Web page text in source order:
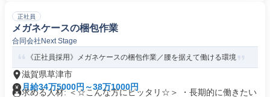
正社員
メガネケースの梱包作業
合同会社Next Stage
《正社員採用》メガネケースの梱包作業／腰を据えて働ける環境
滋賀県草津市
月給34万5000円～38万1000円
求める人材: ＜☆こんな方にピッタリ☆＞ ・長期的に働きたい